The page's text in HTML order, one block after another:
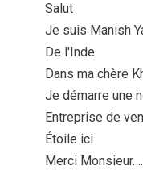
Salut
Je suis Manish
De l'Inde.
Dans ma chère
Je démarre une
Entreprise de
Étoile ici
Merci